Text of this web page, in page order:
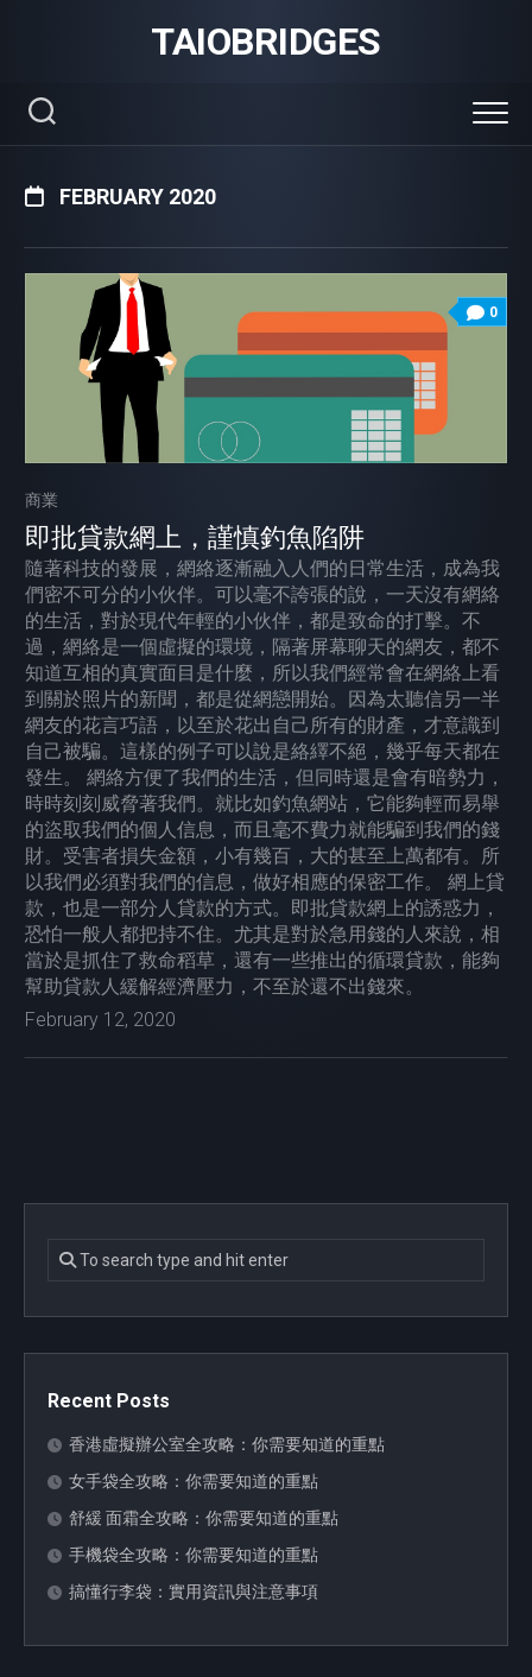
TAIOBRIDGES
FEBRUARY 2020
0
商業
即批貸款網上，謹慎釣魚陷阱
隨著科技的發展，網絡逐漸融入人們的日常生活，成為我
們密不可分的小伙伴。可以毫不誇張的說，一天沒有網絡
的生活，對於現代年輕的小伙伴，都是致命的打擊。不
過，網絡是一個虛擬的環境，隔著屏幕聊天的網友，都不
知道互相的真實面目是什麼，所以我們經常會在網絡上看
到關於照片的新聞，都是從網戀開始。因為太聽信另一半
網友的花言巧語，以至於花出自己所有的財產，才意識到
自己被騙。這樣的例子可以說是絡繹不絕，幾乎每天都在
發生。 網絡方便了我們的生活，但同時還是會有暗勢力，
時時刻刻威脅著我們。就比如釣魚網站，它能夠輕而易舉
的盜取我們的個人信息，而且毫不費力就能騙到我們的錢
財。受害者損失金額，小有幾百，大的甚至上萬都有。所
以我們必須對我們的信息，做好相應的保密工作。 網上貸
款，也是一部分人貸款的方式。即批貸款網上的誘惑力，
恐怕一般人都把持不住。尤其是對於急用錢的人來說，相
當於是抓住了救命稻草，還有一些推出的循環貸款，能夠
幫助貸款人緩解經濟壓力，不至於還不出錢來。
February 12, 2020
Recent Posts
香港虛擬辦公室全攻略：你需要知道的重點
女手袋全攻略：你需要知道的重點
舒緩 面霜全攻略：你需要知道的重點
手機袋全攻略：你需要知道的重點
搞懂行李袋：實用資訊與注意事項